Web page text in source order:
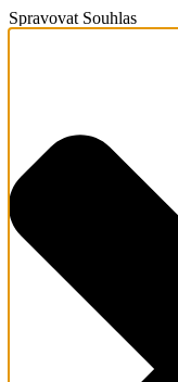
Spravovat Souhlas